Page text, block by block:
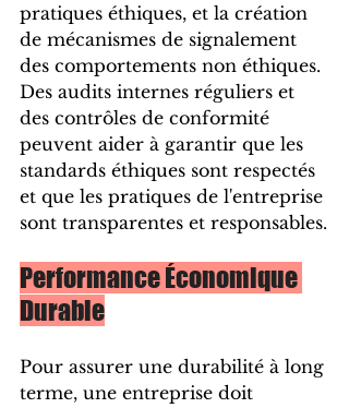
pratiques éthiques, et la création
de mécanismes de signalement
des comportements non éthiques.
Des audits internes réguliers et
des contrôles de conformité
peuvent aider à garantir que les
standards éthiques sont respectés
et que les pratiques de l'entreprise
sont transparentes et responsables.
Performance Économique
Durable
Pour assurer une durabilité à long
terme, une entreprise doit